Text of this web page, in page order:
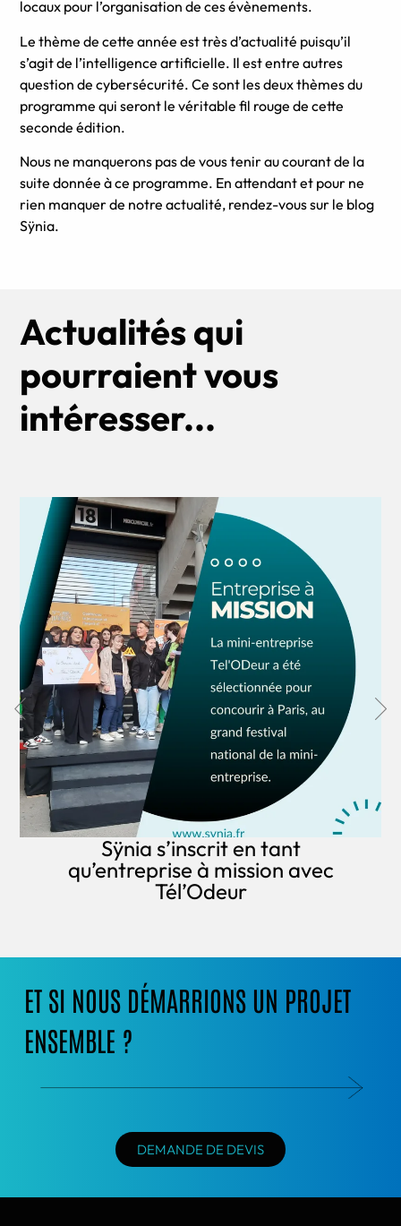
locaux pour l’organisation de ces évènements.
Le thème de cette année est très d’actualité puisqu’il
s’agit de l’intelligence artificielle. Il est entre autres
question de cybersécurité. Ce sont les deux thèmes du
programme qui seront le véritable fil rouge de cette
seconde édition.
Nous ne manquerons pas de vous tenir au courant de la
suite donnée à ce programme. En attendant et pour ne
rien manquer de notre actualité, rendez-vous sur le blog
Sÿnia.
Actualités qui
pourraient vous
intéresser...
Sÿnia s’inscrit en tant
qu’entreprise à mission avec
Tél’Odeur
ET SI NOUS DÉMARRIONS UN PROJET
ENSEMBLE ?
DEMANDE DE DEVIS